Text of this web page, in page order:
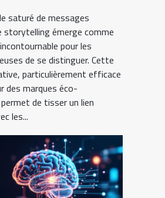
saturé de messages
storytelling émerge comme
pour les
de se distinguer. Cette
particulièrement efficace
des marques éco-
de tisser un lien
les...